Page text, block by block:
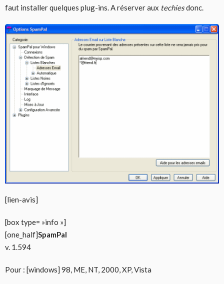
faut installer quelques plug-ins. A réserver aux techiesdonc.
[lien-avis]
[box type= »info »]
[one_half]SpamPal
v. 1.594
Pour : [windows] 98, ME, NT, 2000, XP, Vista